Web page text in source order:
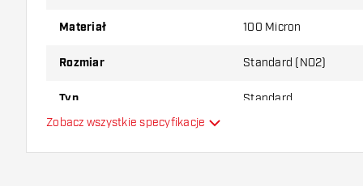
Materiał 100 Micron
Rozmiar Standard (NO2)
Typ Standard
Zobacz wszystkie specyfikacje